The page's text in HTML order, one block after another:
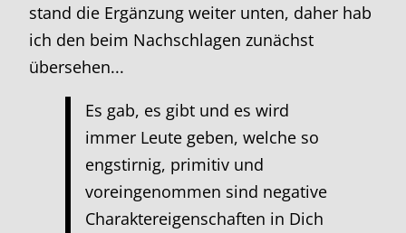
stand die Ergänzung weiter unten, daher hab
ich den beim Nachschlagen zunächst
übersehen...
Es gab, es gibt und es wird
immer Leute geben, welche so
engstirnig, primitiv und
voreingenommen sind negative
Charaktereigenschaften in Dich